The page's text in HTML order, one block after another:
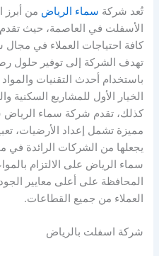
تُعد شركة سماء الرياض من
الأسفلت في العاصمة، حيث
كافة احتياجات العملاء في
تهدف الشركة إلى توفير حلول
باستخدام أحدث التقنيات
الخيار الأول للمشاريع السكنية
كذلك، تقدم شركة سماء
مميزة تشمل إعداد الأرضيات،
يجعلها من الشركات الرائدة في
سماء الرياض على الالتزام
المحافظة على أعلى معايير
العملاء من جميع القطاعات.
شركة اسفلت بالرياض